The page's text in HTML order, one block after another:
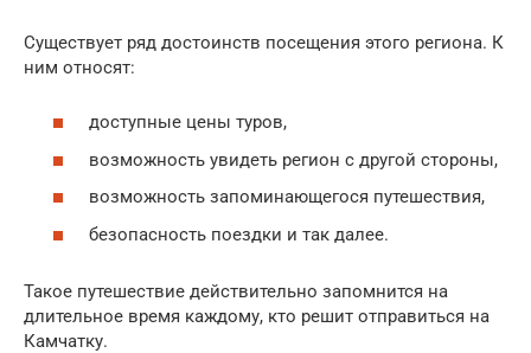
Существует ряд достоинств посещения этого региона. К
ним относят:
доступные цены туров,
возможность увидеть регион с другой стороны,
возможность запоминающегося путешествия,
безопасность поездки и так далее.
Такое путешествие действительно запомнится на
длительное время каждому, кто решит отправиться на
Камчатку.